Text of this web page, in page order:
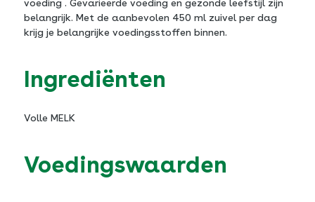
voeding . Gevarieerde voeding en gezonde leefstijl zijn
belangrijk. Met de aanbevolen 450 ml zuivel per dag
krijg je belangrijke voedingsstoffen binnen.
Ingrediënten
Volle MELK
Voedingswaarden